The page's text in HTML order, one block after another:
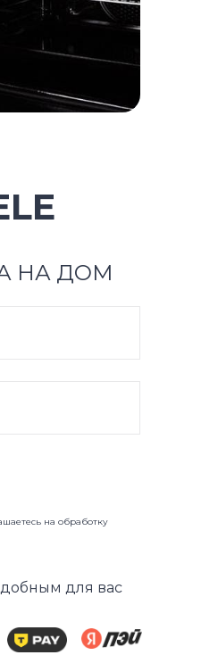
НА ДОМ
наобработку
для вас